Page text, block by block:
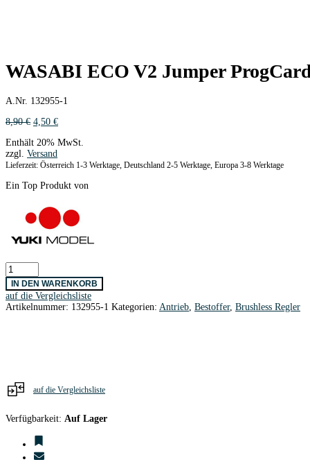
WASABI ECO V2 Jumper
A.Nr. 132955-1
8,90€ Ursprünglicher
war:
8,90 €
4,50 €Aktueller
ist:
Enthält 20% MwSt.
zzgl. Versand
Lieferzeit: Österreich 1-3 Werktage, Deutschland 2-5 Werktage, Europa 3-8 Werktage
Ein Top Produkt von
WASABI
ECO
V2
Jumper
ProgCard
IN DEN WARENKORB
auf die Vergleichsliste
Artikelnummer: 132955-1 Kategorien: Antrieb Bestoffer, Brushless Regler
auf die Vergleichsliste
Verfügbarkeit: Auf Lager